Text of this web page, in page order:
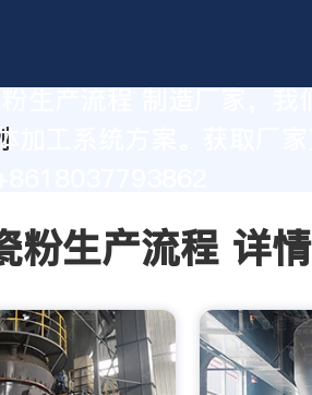
加工系统方案。获取厂家
粉生产流程 详